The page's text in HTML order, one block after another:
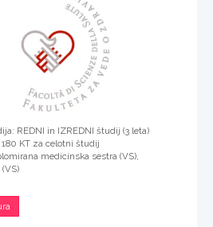
REDNI in IZREDNI študij (3 leta)
KT za celotni študij
medicinska sestra (VS),